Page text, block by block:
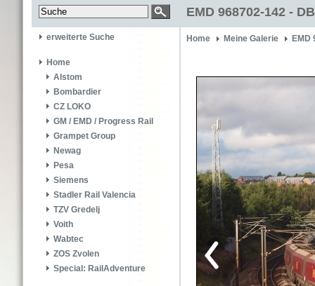
EMD 968702-142 -
erweiterte Suche
Home
Alstom
Bombardier
CZ LOKO
GM / EMD / Progress Rail
Grampet Group
Newag
Pesa
Siemens
Stadler Rail Valencia
TZV Gredelj
Voith
Wabtec
ZOS Zvolen
Special: RailAdventure
Home Meine Galerie EMD